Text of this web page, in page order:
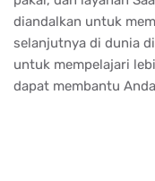
diandalkan untuk
selanjutnya di dunia
untuk mempelajari
dapat membantu